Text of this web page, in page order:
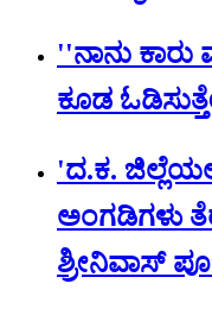
''ನಾನು ಕಾರು
ಕೂಡ
'ದ.ಕ.
ಅಂಗಡಿಗಳು
ಶ್ರೀನಿವಾಸ್